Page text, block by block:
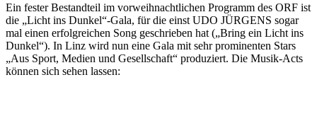
Ein fester Bestandteil im vorweihnachtlichen Programm des ORF ist
die „Licht ins Dunkel“-Gala, für die einst UDO JÜRGENS sogar
mal einen erfolgreichen Song geschrieben hat („Bring ein Licht ins
Dunkel“). In Linz wird nun eine Gala mit sehr prominenten Stars
„Aus Sport, Medien und Gesellschaft“ produziert. Die Musik-Acts
können sich sehen lassen: